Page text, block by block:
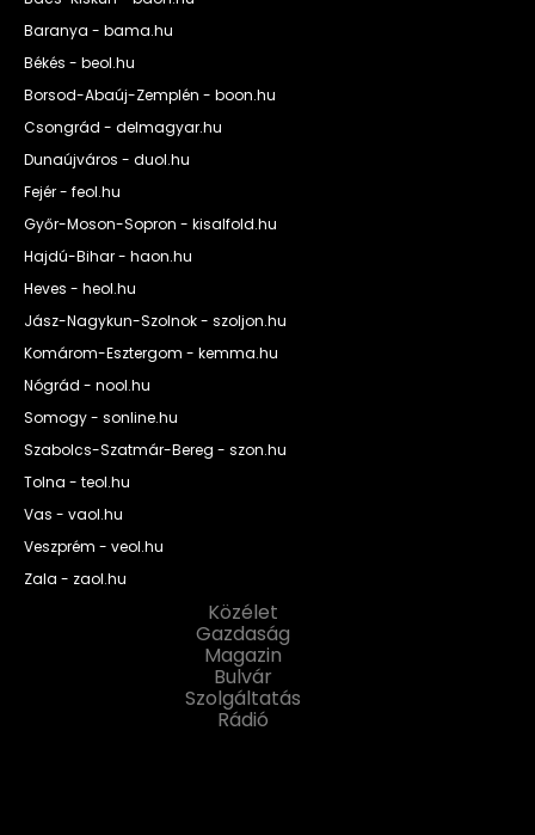
Baranya - bama.hu
Békés - beol.hu
Borsod-Abaúj-Zemplén - boon.hu
Csongrád - delmagyar.hu
Dunaújváros - duol.hu
Fejér - feol.hu
Győr-Moson-Sopron - kisalfold.hu
Hajdú-Bihar - haon.hu
Heves - heol.hu
Jász-Nagykun-Szolnok - szoljon.hu
Komárom-Esztergom - kemma.hu
Nógrád - nool.hu
Somogy - sonline.hu
Szabolcs-Szatmár-Bereg - szon.hu
Tolna - teol.hu
Vas - vaol.hu
Veszprém - veol.hu
Zala - zaol.hu
Közélet
Gazdaság
Magazin
Bulvár
Szolgáltatás
Rádió